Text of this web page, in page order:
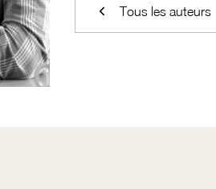
Tous les auteurs